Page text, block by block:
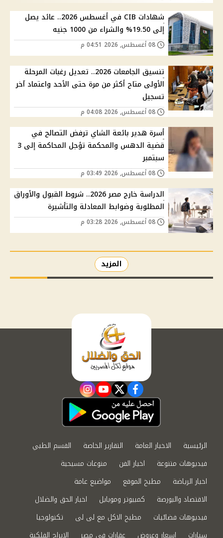
شهادات CIB في أغسطس 2026.. عائد يصل
إلى 19.50% والشراء من 1000 جنيه
تنسيق الجامعات 2026.. تعديل رغبات المرحلة
الأولى متاح أكثر من مرة حتى الأحد واعتماد آخر
تسجيل
أسرة هدير بائعة الشاي ترفض التصالح في
قضية الدهس والمحكمة تؤجل المحاكمة إلى 3
سبتمبر
الدراسة خارج مصر 2026.. شروط القبول والأوراق
المطلوبة وضوابط المعادلة والتأشيرة
المزيد
facebook
twitter
youtube
instagram
الرئيسية الاخبار العامة التقارير الخاصة
القسم الطبي
فيديوهات متنوعة
اخبار الفن
منوعات مسيحية
اخبار الرياضة
مطبخ الموقع
مواضيع عامة
الاقتصاد والبورصة
كمبيوتر وموبايل
اخبار الحق والضلال
فيديوهات فضائيات
مطبخ الاكل مع لى لى
تكنولوجيا
سيارات
اسعار وعروض عقارات في مصر الابراج الفلكية